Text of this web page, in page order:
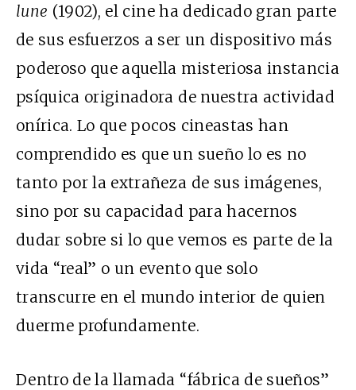
lune (1902), el cine ha dedicado gran parte
de sus esfuerzos a ser un dispositivo más
poderoso que aquella misteriosa instancia
psíquica originadora de nuestra actividad
onírica. Lo que pocos cineastas han
comprendido es que un sueño lo es no
tanto por la extrañeza de sus imágenes,
sino por su capacidad para hacernos
dudar sobre si lo que vemos es parte de la
vida “real” o un evento que solo
transcurre en el mundo interior de quien
duerme profundamente.
Dentro de la llamada “fábrica de sueños”